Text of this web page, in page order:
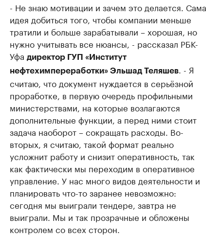
- Не знаю мотивации и зачем это делается. Сама
идея добиться того, чтобы компании меньше
тратили и больше зарабатывали – хорошая, но
нужно учитывать все нюансы, - рассказал РБК-
Уфа директор ГУП «Институт
нефтехимпереработки» Эльшад Теляшев. - Я
считаю, что документ нуждается в серьёзной
проработке, в первую очередь профильными
министерствами, на которые возлагаются
дополнительные функции, а перед ними стоит
задача наоборот – сокращать расходы. Во-
вторых, я считаю, такой формат реально
усложнит работу и снизит оперативность, так
как фактически мы переходим в оперативное
управление. У нас много видов деятельности и
планировать что-то заранее невозможно:
сегодня мы выиграли тендере, завтра не
выиграли. Мы и так прозрачные и обложены
контролем со всех сторон.